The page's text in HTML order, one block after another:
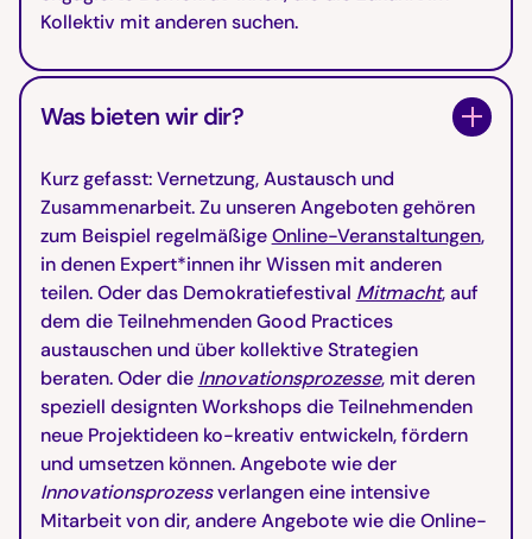
Kollektiv mit anderen suchen.
Was bieten wir dir?
Kurz gefasst: Vernetzung, Austausch und
Zusammenarbeit. Zu unseren Angeboten gehören
zum Beispiel regelmäßigeOnline-Veranstaltungen,
in denen Expert*innen ihr Wissen mit anderen
teilen. Oder das Demokratiefestival Mitmacht,auf
dem die Teilnehmenden Good Practices
austauschen und über kollektive Strategien
beraten. Oder die Innovationsprozesse, mit deren
speziell designten Workshops die Teilnehmenden
neue Projektideen ko-kreativ entwickeln, fördern
und umsetzen können. Angebote wie der
Innovationsprozessverlangen eine intensive
Mitarbeit von dir, andere Angebote wie die Online-